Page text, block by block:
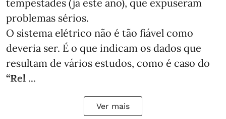
tempestades (já este ano), que expuseram
problemas sérios.
O sistema elétrico não é tão fiável como
deveria ser. É o que indicam os dados que
resultam de vários estudos, como é caso do
“Rel ...
Ver mais